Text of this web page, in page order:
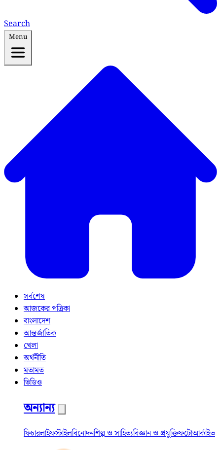
Search
Menu
সর্বশেষ
আজকের পত্রিকা
বাংলাদেশ
আন্তর্জাতিক
খেলা
অর্থনীতি
মতামত
ভিডিও
অন্যান্য
ফিচারলাইফস্টাইলবিনোদনশিল্প ও সাহিত্যবিজ্ঞান ও প্রযুক্তিফটোআর্কাইভ